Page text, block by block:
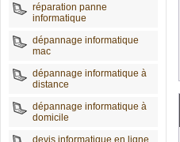
réparation panne
informatique
dépannage informatique
mac
dépannage informatique à
distance
dépannage informatique à
domicile
devis informatique en ligne